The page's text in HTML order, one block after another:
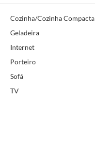
Cozinha/Cozinha Compacta
Geladeira
Internet
Porteiro
Sofá
TV